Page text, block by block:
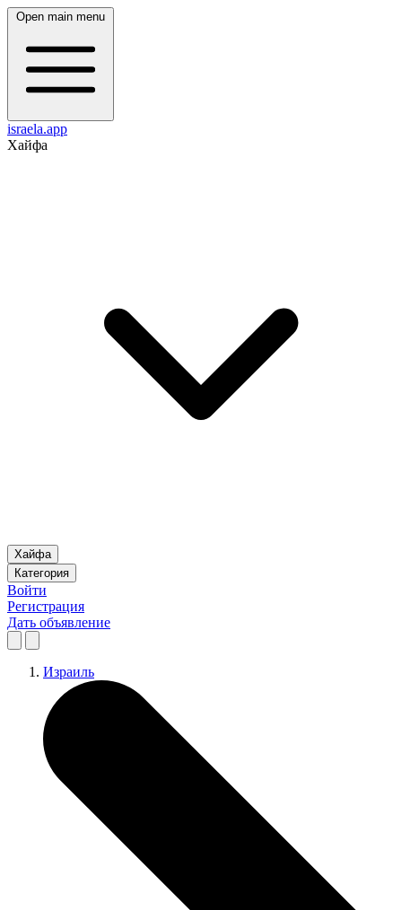
Open main menu
israela.app
Хайфа
Хайфа
Категория
Войти
Регистрация
Дать объявление
Израиль